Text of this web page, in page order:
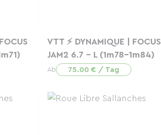
VTT ⚡ DYNAMIQUE | FOCUS
JAM2 6.7 - L (1m78-1m84)
Ab 75.00 € / Tag